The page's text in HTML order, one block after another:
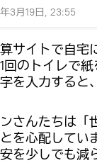
3月19日, 23:55
サイトで自宅
回のトイレで
を入力すると
さんたちは「
を心配してい
を少しでも減